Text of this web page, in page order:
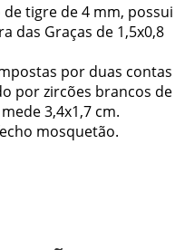
tigre de 4 mm, possui
das Graças de 1,5x0,8
por duas contas
por zircões brancos de
3,4x1,7 cm.
mosquetão.